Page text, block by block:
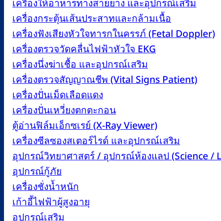
เครื่องให้อาหารทางสายยาง และอุปกรณ์เสริม
เครื่องกระตุ้นเส้นประสาทและกล้ามเนื้อ
เครื่องฟังเสียงหัวใจทารกในครรภ์ (Fetal Doppler)
เครื่องตรวจวัดคลื่นไฟฟ้าหัวใจ EKG
เครื่องนึ่งฆ่าเชื้อ และอุปกรณ์เสริม
เครื่องตรวจสัญญาณชีพ (Vital Signs Patient)
เครื่องปั่นเม็ดเลือดแดง
เครื่องปั่นเหวี่ยงตกตะกอน
ตู้อ่านฟิล์มเอ็กซเรย์ (X-Ray Viewer)
เครื่องซีลซองสเตอร์ไรด์ และอุปกรณ์เสริม
อุปกรณ์วิทยาศาสตร์ / อุปกรณ์ห้องแลป (Science /
อุปกรณ์กู้ภัย
เครื่องชั่งน้ำหนัก
เก้าอี้ไฟฟ้าผู้สูงอายุ
อุปกรณ์เสริม